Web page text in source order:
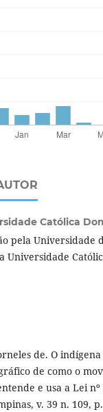
Católica
pela Universidade
Universidade
de. O
de como o
e usa a Lei nº
v. 39 n. 109,